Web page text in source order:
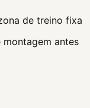
de treino fixa
antes